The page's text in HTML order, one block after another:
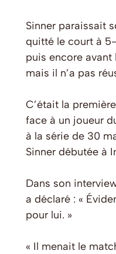
Sinner paraissait
quitté le court à
puis encore
mais il n’a pas
C’était la
face à un joueur
à la série de 30
Sinner débutée à
Dans son
a déclaré : «
pour lui. »
« Il menait le